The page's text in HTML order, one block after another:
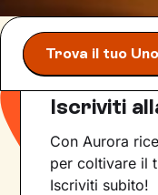
Trova il tuo
Iscriviti
Con Aurora
per coltivare il
Iscriviti subito!